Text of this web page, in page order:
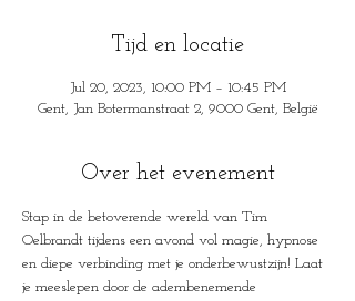
Tijd en locatie
Jul 20, 2023, 10:00 PM – 10:45 PM
Gent, Jan Botermanstraat 2, 9000 Gent, België
Over het evenement
Stap in de betoverende wereld van Tim
Oelbrandt tijdens een avond vol magie, hypnose
en diepe verbinding met je onderbewustzijn! Laat
je meeslepen door de adembenemende